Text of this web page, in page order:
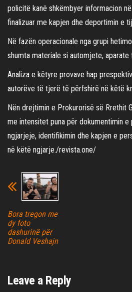
policitë kanë shkëmbyer informacion
finalizuar me kapjen dhe deportimin e
Në fazën operacionale nga grupi
shumta materiale si automjete,
Analiza e këtyre provave hap
autorëve të tjerë të përfshirë në këtë
Nën drejtimin e Prokurorisë së Rrethit
me intensitet puna për dokumentimin
ngjarjeje, identifikimin dhe kapjen e
në këtë ngjarje./revista.one/
Bora tregon me
dy foto
dashurinë për
Donald Veshajn
Leave a Reply